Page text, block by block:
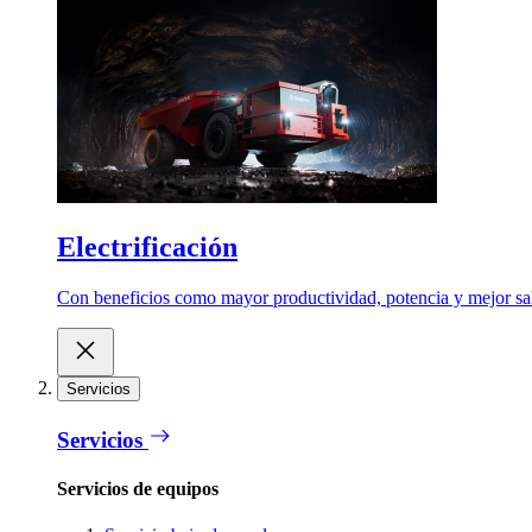
Electrificación
Con beneficios como mayor productividad, potencia y mejor
Servicios
Servicios
Servicios de equipos